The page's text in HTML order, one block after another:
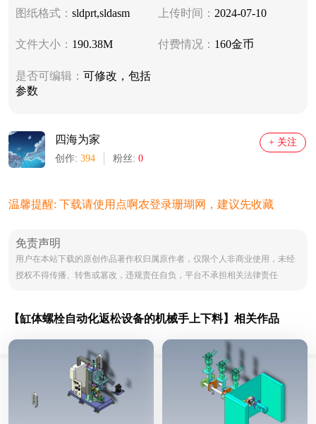
图纸格式： sldprt,sldasm 上传时间： 2024-07-10
文件大小： 190.38M 付费情况： 160金币
是否可编辑： 可修改，包括
参数
四海为家
创作: 394 粉丝: 0
+ 关注
温馨提醒: 下载请使用点啊农登录珊瑚网，建议先收藏
免责声明
用户在本站下载的原创作品著作权归属原作者，仅限个人非商业使用，未经
授权不得传播、转售或篡改，违规责任自负，平台不承担相关法律责任
【缸体螺栓自动化返松设备的机械手上下料】相关作品